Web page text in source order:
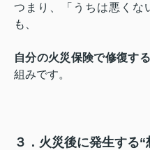
つまり、「うちは悪くな
も、
自分の火災保険で修復す
組みです。
３．火災後に発生する